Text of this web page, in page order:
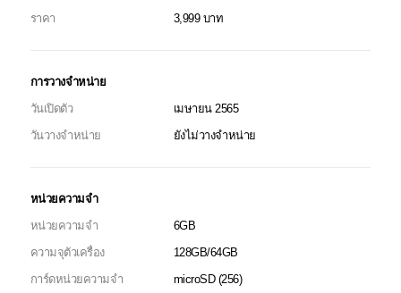
ราคา
3,999 บาท
การวางจำหน่าย
วันเปิดตัว
เมษายน 2565
วันวางจำหน่าย
ยังไม่วางจำหน่าย
หน่วยความจำ
หน่วยความจำ
6GB
ความจุตัวเครื่อง
128GB/64GB
การ์ดหน่วยความจำ
microSD (256)